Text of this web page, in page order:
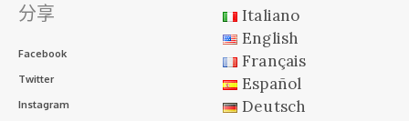
分享
Facebook
Twitter
Instagram
Italiano
English
Français
Español
Deutsch